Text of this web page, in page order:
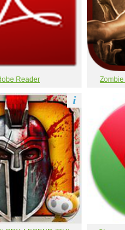
Reader Zombie
i